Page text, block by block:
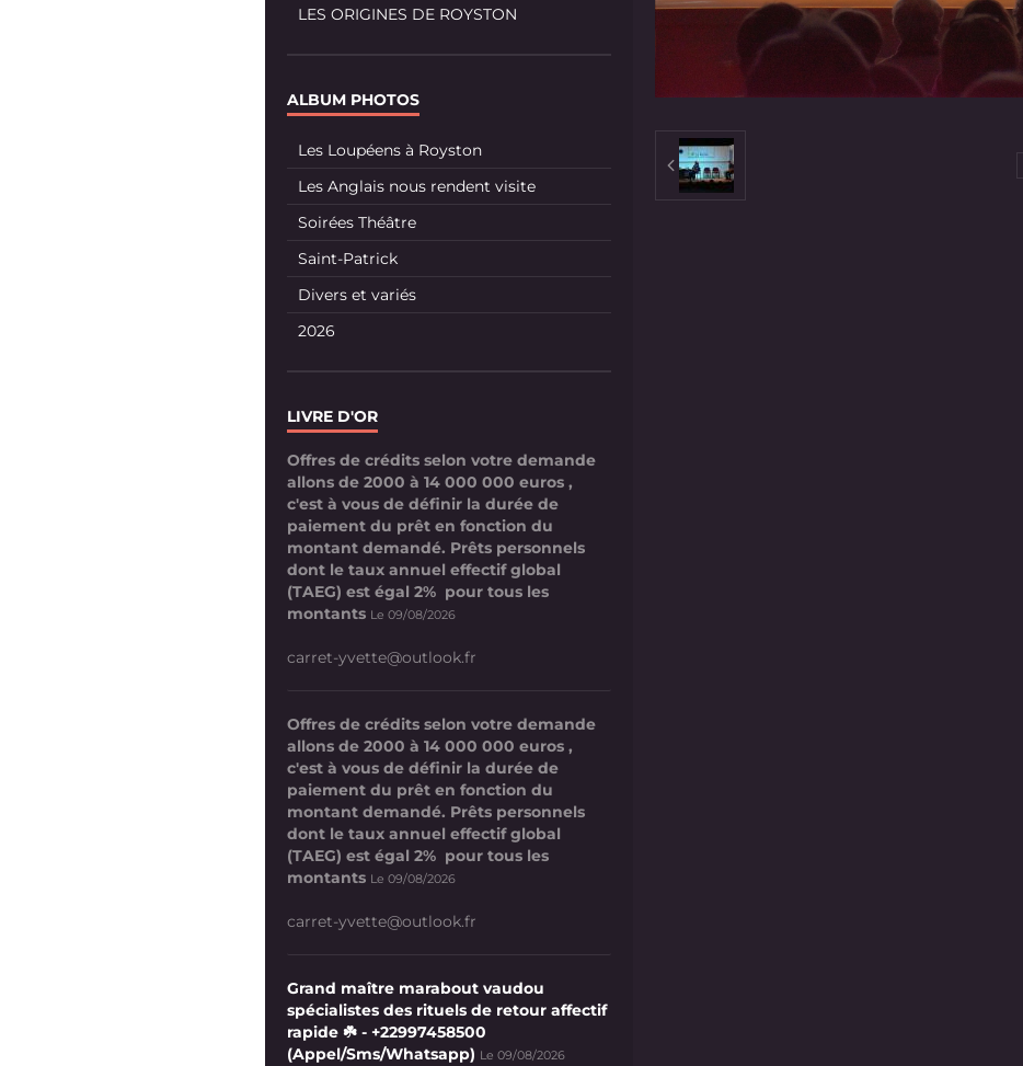
LES ORIGINES DE ROYSTON
ALBUM PHOTOS
Les Loupéens à Royston
Les Anglais nous rendent visite
Soirées Théâtre
Saint-Patrick
Divers et variés
2026
LIVRE D'OR
Offres de crédits selon votre demande
allons de 2000 à 14 000 000 euros ,
c'est à vous de définir la durée de
paiement du prêt en fonction du
montant demandé. Prêts personnels
dont le taux annuel effectif global
(TAEG) est égal 2% pour tous les
montants Le 09/08/2026
carret-yvette@outlook.fr
Offres de crédits selon votre demande
allons de 2000 à 14 000 000 euros ,
c'est à vous de définir la durée de
paiement du prêt en fonction du
montant demandé. Prêts personnels
dont le taux annuel effectif global
(TAEG) est égal 2% pour tous les
montants Le 09/08/2026
carret-yvette@outlook.fr
Grand maître marabout vaudou
spécialistes des rituels de retour affectif
rapide ☘️ - +22997458500
(Appel/Sms/Whatsapp) Le 09/08/2026